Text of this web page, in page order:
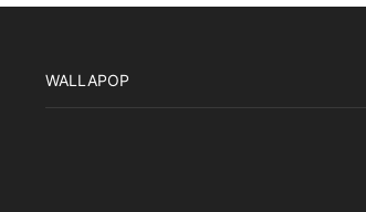
WALLAPOP